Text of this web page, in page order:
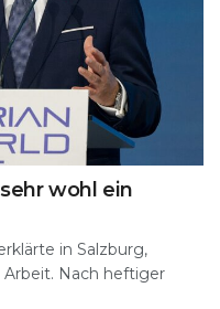
wohl ein
in Salzburg,
Nach heftiger